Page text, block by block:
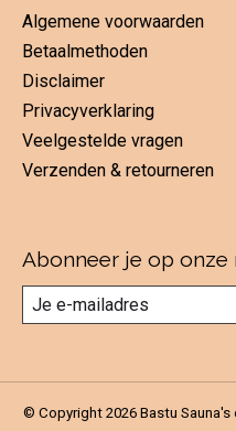
Algemene voorwaarden
Betaalmethoden
Disclaimer
Privacyverklaring
Veelgestelde vragen
Verzenden & retourneren
Abonneer je op
© Copyright 2026 Bastu